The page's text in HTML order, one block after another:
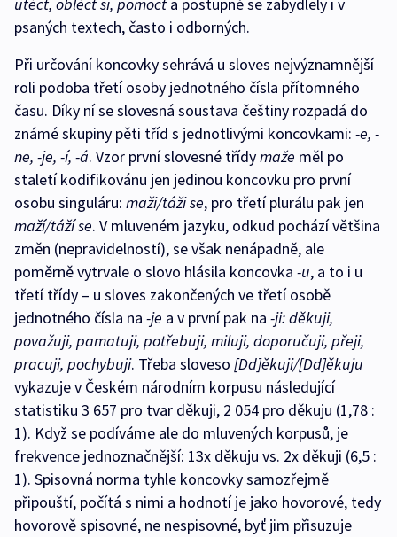
utéct, obléct si, pomoct a postupně se zabydlely i v
psaných textech, často i odborných.
Při určování koncovky sehrává u sloves nejvýznamnější
roli podoba třetí osoby jednotného čísla přítomného
času. Díky ní se slovesná soustava češtiny rozpadá do
známé skupiny pěti tříd s jednotlivými koncovkami: -e, -
ne, -je, -í, -á. Vzor první slovesné třídymaže měl po
staletí kodifikovánu jen jedinou koncovku pro první
osobu singuláru: maži/táži se, pro třetí plurálu pak jen
maží/táží se. V mluveném jazyku, odkud pochází většina
změn (nepravidelností), se však nenápadně, ale
poměrně vytrvale o slovo hlásila koncovka -u, a to i u
třetí třídy – u sloves zakončených ve třetí osobě
jednotného čísla na -je a v první pak na -ji: děkuji,
považuji, pamatuji, potřebuji, miluji, doporučuji, přeji,
pracuji, pochybuji. Třeba sloveso [Dd]ěkuji/[Dd]ěkuju
vykazuje v Českém národním korpusu následující
statistiku 3 657 pro tvar děkuji, 2 054 pro děkuju (1,78 :
1). Když se podíváme ale do mluvených korpusů, je
frekvence jednoznačnější: 13x děkuju vs. 2x děkuji (6,5 :
1). Spisovná norma tyhle koncovky samozřejmě
připouští, počítá s nimi a hodnotí je jako hovorové, tedy
hovorově spisovné, ne nespisovné, byť jim přisuzuje